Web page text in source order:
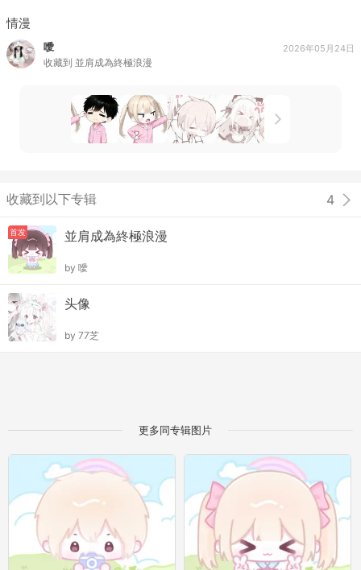
情漫
噯
收藏到 並肩成為終極浪漫
2026年05月24日
收藏到以下专辑 4
首发 並肩成為終極浪漫
by 噯
头像
by 77芝
更多同专辑图片